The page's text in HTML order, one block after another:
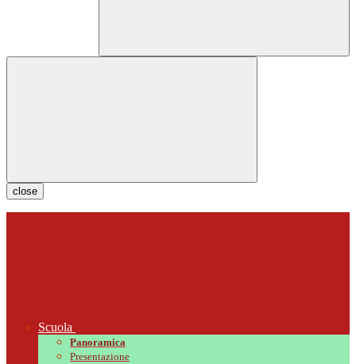
close
Scuola
Panoramica
Presentazione